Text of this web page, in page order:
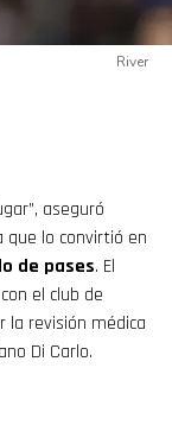
River
aseguró
lo convirtió en
de pases. El
el club de
la revisión médica
Di Carlo.